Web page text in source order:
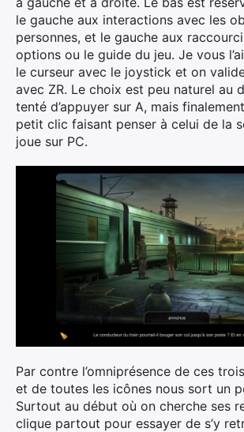
le gauche aux interactions avec les
personnes, et le gauche aux
options ou le guide du jeu. Je vous
le curseur avec le joystick et on
avec ZR. Le choix est peu naturel au
tenté d’appuyer sur A, mais
petit clic faisant penser à celui de la
joue sur PC.
Par contre l’omniprésence de ces
et de toutes les icônes nous sort un
Surtout au début où on cherche ses
clique partout pour essayer de s’y